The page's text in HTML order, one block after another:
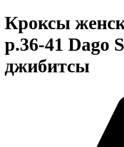
Кроксы
р.36-41 Dago
джибитсы